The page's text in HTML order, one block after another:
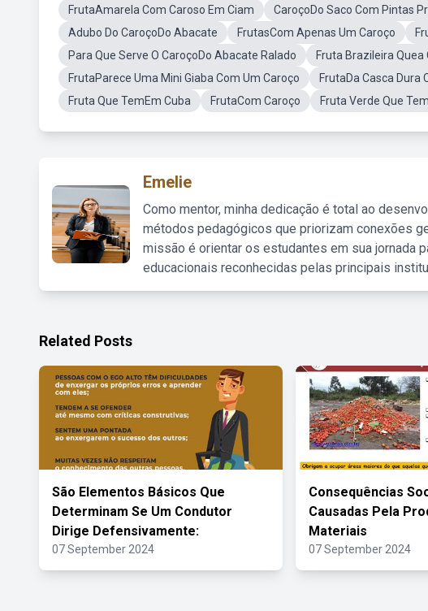
FrutaAmarela Com Caroso Em Ciam
CaroçoDo Saco Com Pintas
Adubo Do CaroçoDo Abacate
FrutasCom Apenas Um Caroço
Para Que Serve O CaroçoDo Abacate Ralado
Fruta Brazileira Quea
FrutaParece Uma Mini Giaba Com Um Caroço
FrutaDa Casca Dura
Fruta Que TemEm Cuba
FrutaCom Caroço Fruta Verde Que
Emelie
Como mentor, minha dedicação é total ao
métodos pedagógicos que priorizam conexões
missão é orientar os estudantes em sua jornada
educacionais reconhecidas pelas principais
Related Posts
São Elementos Básicos Que
Determinam Se Um Condutor
Dirige Defensivamente:
07 September 2024
Consequências
Causadas Pela
Materiais
07 September 2024